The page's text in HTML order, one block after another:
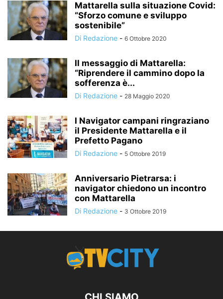
Mattarella sulla situazione Covid:
“Sforzo comune e sviluppo
sostenibile”
Di Redazione - 6 Ottobre 2020
Il messaggio di Mattarella:
“Riprendere il cammino dopo la
sofferenza è...
Di Redazione - 28 Maggio 2020
I Navigator campani ringraziano
il Presidente Mattarella e il
Prefetto Pagano
Di Redazione - 5 Ottobre 2019
Anniversario Pietrarsa: i
navigator chiedono un incontro
con Mattarella
Di Redazione - 3 Ottobre 2019